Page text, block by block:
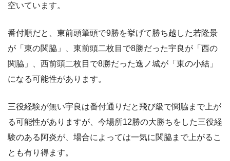
空いています。
番付順だと、東前頭筆頭で9勝を挙げて勝ち越した若隆景
が「東の関脇」、東前頭二枚目で8勝だった宇良が「西の
関脇」、西前頭二枚目で8勝だった逸ノ城が「東の小結」
になる可能性があります。
三役経験が無い宇良は番付通りだと飛び級で関脇まで上が
る可能性がありますが、今場所12勝の大勝ちをした三役経
験のある阿炎が、場合によっては一気に関脇まで上がるこ
とも有り得ます。